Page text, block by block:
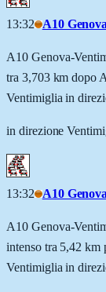
13:32 A10
A10 Genova-
tra 3,703 km dopo
Ventimiglia in
in direzione
13:32 A10
A10 Genova-
intenso tra 5,42
Ventimiglia in